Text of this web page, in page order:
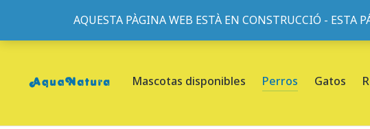
AQUESTA PÀGINA WEB ESTÀ EN CONSTRUCCIÓ -
933095977-933152057-933103463- C/ de Roger de Flor, 45,
Mascotas disponibles Perros Gatos